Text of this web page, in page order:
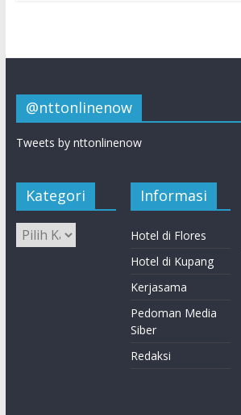
@nttonlinenow
Tweets by nttonlinenow
Kategori Informasi
Hotel di Flores
Hotel di Kupang
Kerjasama
Pedoman Media
Siber
Redaksi